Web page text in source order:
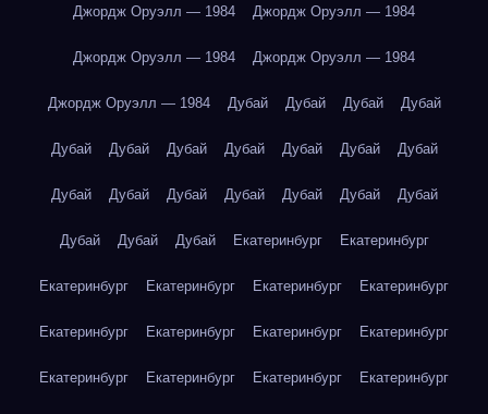
Джордж Оруэлл — 1984 Джордж Оруэлл — 1984
Джордж Оруэлл — 1984 Джордж Оруэлл — 1984
Джордж Оруэлл — 1984 Дубай Дубай Дубай Дубай
Дубай Дубай Дубай Дубай Дубай Дубай Дубай
Дубай Дубай Дубай Дубай Дубай Дубай Дубай
Дубай Дубай Дубай Екатеринбург Екатеринбург
Екатеринбург Екатеринбург Екатеринбург Екатеринбург
Екатеринбург Екатеринбург Екатеринбург Екатеринбург
Екатеринбург Екатеринбург Екатеринбург Екатеринбург